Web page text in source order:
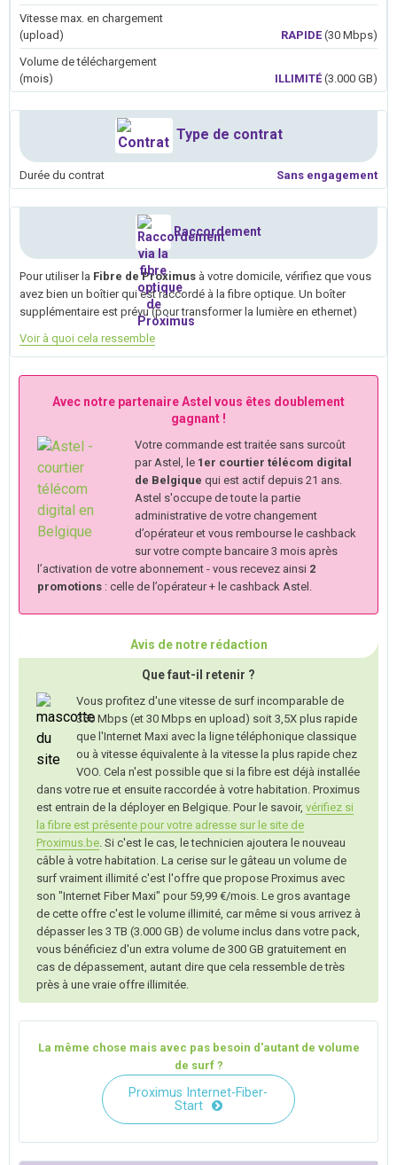
Vitesse max. en chargement
(upload)
RAPIDE(30 Mbps)
Volume de téléchargement
(mois)
ILLIMITÉ(3.000 GB)
Type de contrat
Durée du contrat Sans engagement
Raccordement
Pour utiliser la Fibre de Proximus à votre domicile, vérifiez que vous
avez bien un boîtier qui est raccordé à la fibre optique. Un boîter
supplémentaire est prévu (pour transformer la lumière en ethernet)
Voir à quoi cela ressemble
Avec notre partenaire Astel vous êtes doublement
gagnant !
Votre commande est traitée sans surcoût
par Astel, le 1er courtier télécom digital
de Belgique qui est actif depuis 21 ans.
Astel s'occupe de toute la partie
administrative de votre changement
d’opérateur et vous rembourse le cashback
sur votre compte bancaire 3 mois après
l’activation de votre abonnement - vous recevez ainsi 2
promotions : celle de l’opérateur + le cashback Astel.
Avis de notre rédaction
Que faut-il retenir ?
Vous profitez d'une vitesse de surf incomparable de
350 Mbps (et 30 Mbps en upload) soit 3,5X plus rapide
que l'Internet Maxi avec la ligne téléphonique classique
ou à vitesse équivalente à la vitesse la plus rapide chez
VOO. Cela n'est possible que si la fibre est déjà installée
dans votre rue et ensuite raccordée à votre habitation. Proximus
est entrain de la déployer en Belgique. Pour le savoir, vérifiez si
la fibre est présente pour votre adresse sur le site de
Proximus.be. Si c'est le cas, le technicien ajoutera le nouveau
câble à votre habitation. La cerise sur le gâteau un volume de
surf vraiment illimité c'est l'offre que propose Proximus avec
son "Internet Fiber Maxi" pour 59,99 €/mois. Le gros avantage
de cette offre c'est le volume illimité, car même si vous arrivez à
dépasser les 3 TB (3.000 GB) de volume inclus dans votre pack,
vous bénéficiez d'un extra volume de 300 GB gratuitement en
cas de dépassement, autant dire que cela ressemble de très
près à une vraie offre illimitée.
La même chose mais avec pas besoin d'autant de volume
de surf ?
Proximus Internet-Fiber-
Start